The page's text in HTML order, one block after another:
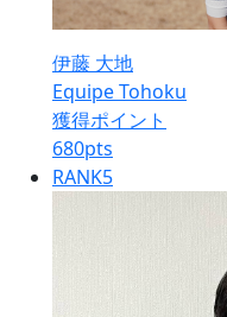
伊藤 大地
Equipe Tohoku
獲得ポイント
680pts
RANK5